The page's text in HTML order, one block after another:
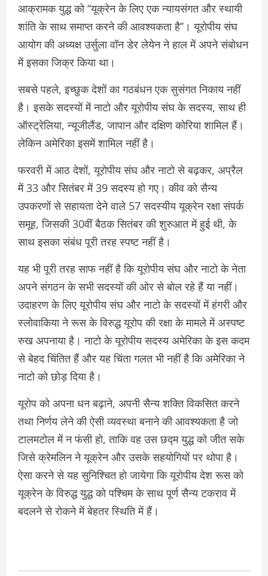
आक्रामक युद्ध को ‘‘यूक्रेन के लिए एक न्यायसंगत और स्थायी
शांति के साथ समाप्त करने की आवश्यकता है’’। यूरोपीय संघ
आयोग की अध्यक्ष उर्सुला वॉन डेर लेयेन ने हाल में अपने संबोधन
में इसका जिक्र किया था।
सबसे पहले, इच्छुक देशों का गठबंधन एक सुसंगत निकाय नहीं
है। इसके सदस्यों में नाटो और यूरोपीय संघ के सदस्य, साथ ही
ऑस्ट्रेलिया, न्यूजीलैंड, जापान और दक्षिण कोरिया शामिल हैं।
लेकिन अमेरिका इसमें शामिल नहीं है।
फरवरी में आठ देशों, यूरोपीय संघ और नाटो से बढ़कर, अप्रैल
में 33 और सितंबर में 39 सदस्य हो गए। कीव को सैन्य
उपकरणों से सहायता देने वाले 57 सदस्यीय यूक्रेन रक्षा संपर्क
समूह, जिसकी 30वीं बैठक सितंबर की शुरुआत में हुई थी, के
साथ इसका संबंध पूरी तरह स्पष्ट नहीं है।
यह भी पूरी तरह साफ नहीं है कि यूरोपीय संघ और नाटो के नेता
अपने संगठन के सभी सदस्यों की ओर से बोल रहे हैं या नहीं।
उदाहरण के लिए यूरोपीय संघ और नाटो के सदस्यों में हंगरी और
स्लोवाकिया ने रूस के विरुद्ध यूरोप की रक्षा के मामले में अस्पष्ट
रुख अपनाया है। नाटो के यूरोपीय सदस्य अमेरिका के इस कदम
से बेहद चिंतित हैं और यह चिंता गलत भी नहीं है कि अमेरिका ने
नाटो को छोड़ दिया है।
यूरोप को अपना धन बढ़ाने, अपनी सैन्य शक्ति विकसित करने
तथा निर्णय लेने की ऐसी व्यवस्था बनाने की आवश्यकता है जो
टालमटोल में न फंसी हो, ताकि वह उस छद्म युद्ध को जीत सके
जिसे क्रेमलिन ने यूक्रेन और उसके सहयोगियों पर थोपा है।
ऐसा करने से यह सुनिश्चित हो जायेगा कि यूरोपीय देश रूस को
यूक्रेन के विरुद्ध युद्ध को पश्चिम के साथ पूर्ण सैन्य टकराव में
बदलने से रोकने में बेहतर स्थिति में हैं।